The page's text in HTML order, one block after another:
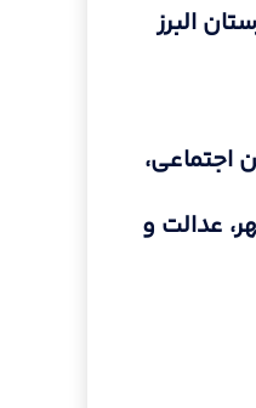
البرز
اجتماعی،
عدالت و